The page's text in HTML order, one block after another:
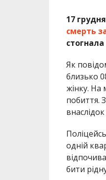
17
смерть
Як
близько
жінку. На
побиття.
одній
бити